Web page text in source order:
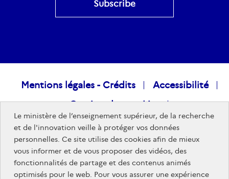
Raccourcis
Mentions légales - Crédits
Accessibilité
Gestion des cookies
Données personnelles
Nous rejoindre
Plan du site
Le ministère de l’enseignement supérieur, de la recherche
et de l'innovation veille à protéger vos données
personnelles. Ce site utilise des cookies afin de mieux
vous informer et de vous proposer des vidéos, des
fonctionnalités de partage et des contenus animés
optimisés pour le web. Pour vous assurer une expérience